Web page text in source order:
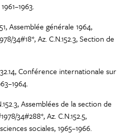
Assemblée générale 1964,
34#18*, Az. C.N.152.3, Section de
Conférence internationale sur
Assemblées de la section de
34#288*, Az. C.N.152.5,
sociales, 1965–1966.